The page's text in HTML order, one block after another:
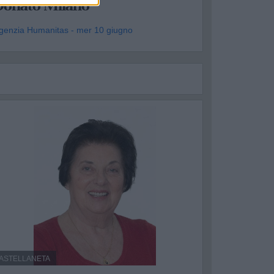
Milano
Humanitas - mer 10 giugno